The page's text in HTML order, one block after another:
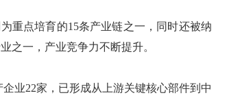
重点培育的15条产业链之一，同时还被纳
之一，产业竞争力不断提升。
业22家，已形成从上游关键核心部件到中